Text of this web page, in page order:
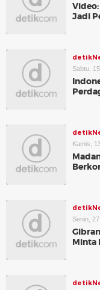
Jadi
Sabtu,
Kamis,
Senin,
Minta